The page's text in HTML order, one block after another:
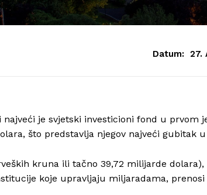
Datum: 27.
je svjetski investicioni fond u prvom
što predstavlja njegov najveći gubitak
kruna ili tačno 39,72 milijarde
koje upravljaju miljaradama, prenosi